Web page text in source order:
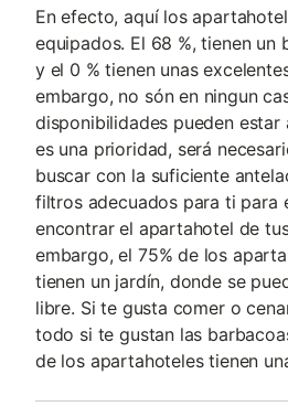
En efecto, aquí los
equipados. El 68 %, tienen un
y el 0 % tienen unas
embargo, no són en ningun
disponibilidades pueden estar
es una prioridad, será
buscar con la suficiente
filtros adecuados para ti para
encontrar el apartahotel de
embargo, el 75% de los
tienen un jardín, donde se
libre. Si te gusta comer o
todo si te gustan las
de los apartahoteles tienen